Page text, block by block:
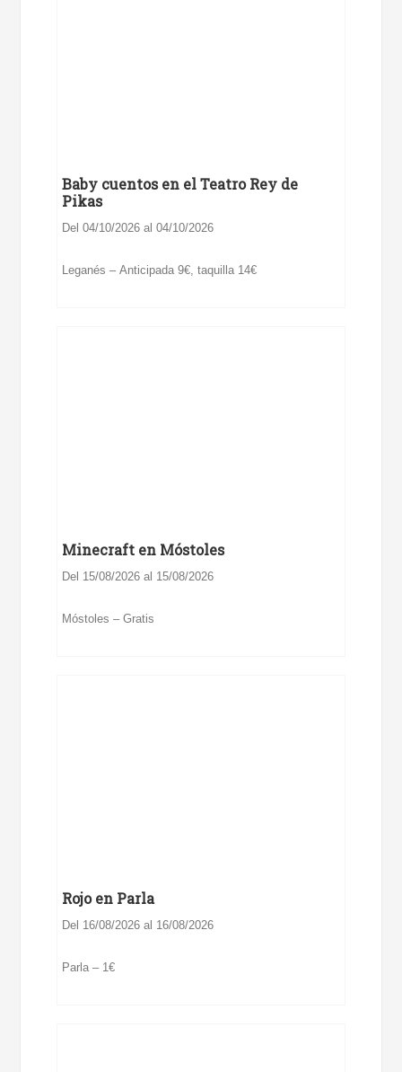
Baby cuentos en el Teatro Rey de
Pikas
Del 04/10/2026 al 04/10/2026
Leganés – Anticipada 9€, taquilla 14€
Minecraft en Móstoles
Del 15/08/2026 al 15/08/2026
Móstoles – Gratis
Rojo en Parla
Del 16/08/2026 al 16/08/2026
Parla – 1€